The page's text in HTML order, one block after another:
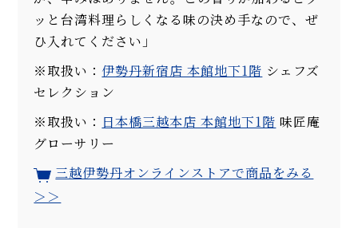
ッと台湾料理らしくなる味の決め手なので、ぜ
ひ入れてください」
※取扱い： 伊勢丹新宿店 本館地下1階 シェフズ
セレクション
※取扱い： 日本橋三越本店 本館地下1階 味匠庵
グローサリー
三越伊勢丹オンラインストアで商品をみる
＞＞